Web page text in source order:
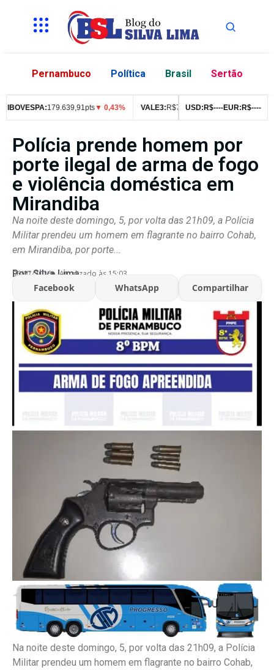
Pernambuco Política Brasil Sertão
179.639,91pts▼ 0,43% VALE3:R$76,99 ▼ 2,49% ITUB4:R$
USD: R$----EUR: R$----
Polícia prende homem por
porte ilegal de arma de fogo
e violência doméstica em
Mirandiba
Na noite deste domingo, 5, por volta das 21h09, a Polícia
Militar prendeu um homem em flagrante no bairro Cohab,
em Mirandiba, por porte...
Por:Silva Lima
06/07/2026 Atualizado às 15:03
Facebook WhatsApp Compartilhar
Na noite deste domingo, 5, por volta das 21h09, a Polícia
Militar prendeu um homem em flagrante no bairro Cohab,